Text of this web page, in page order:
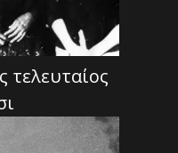
τελευταίος